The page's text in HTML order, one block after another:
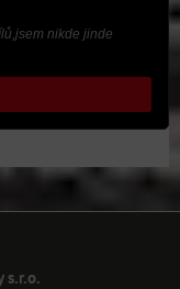
nikde jinde
s.r.o.